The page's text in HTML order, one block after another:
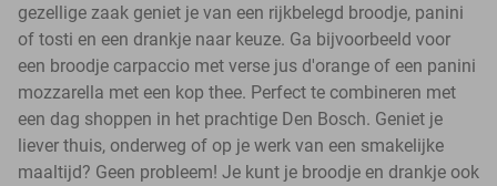
gezellige zaak geniet je van een rijkbelegd broodje, panini
of tosti en een drankje naar keuze. Ga bijvoorbeeld voor
een broodje carpaccio met verse jus d'orange of een panini
mozzarella met een kop thee. Perfect te combineren met
een dag shoppen in het prachtige Den Bosch. Geniet je
liever thuis, onderweg of op je werk van een smakelijke
maaltijd? Geen probleem! Je kunt je broodje en drankje ook